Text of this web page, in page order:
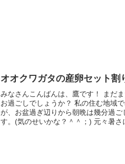
オオクワガタの産卵セット割
みなさんこんばんは、鷹です！ まだ
お過ごしでしょうか？ 私の住む地域
が、お盆過ぎ辺りから朝晩は幾分過
す。(気のせいかな？＾＾；) 元々暑さ